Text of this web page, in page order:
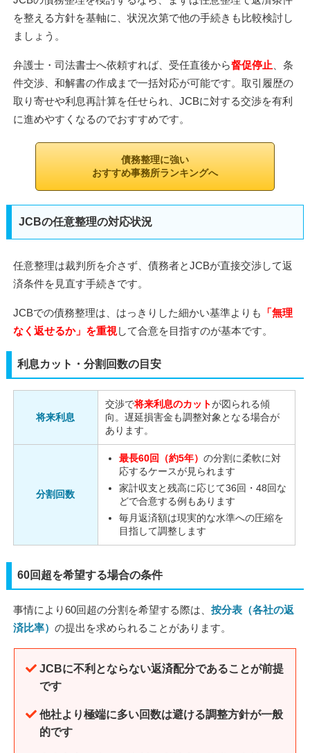
を整える方針を基軸に、状況次第で他の手続きも比較検討し
ましょう。
弁護士・司法書士へ依頼すれば、受任直後から督促停止 、条
件交渉、和解書の作成まで一括対応が可能です。取引履歴の
取り寄せや利息再計算を任せられ、JCBに対する交渉を有利
に進めやすくなるのでおすすめです。
債務整理に強い
おすすめ事務所ランキングへ
JCBの任意整理の対応状況
任意整理は裁判所を介さず、債務者とJCBが直接交渉して返
済条件を見直す手続きです。
JCBでの債務整理は、はっきりした細かい基準よりも
「無理
なく返せるか」を重視して合意を目指すのが基本です。
利息カット・分割回数の目安
将来利息
交渉で将来利息のカットが図られる傾
向。遅延損害金も調整対象となる場合が
あります。
分割回数
最長60回（約5年） の分割に柔軟に対
応するケースが見られます
家計収支と残高に応じて36回・48回な
どで合意する例もあります
毎月返済額は現実的な水準への圧縮を
目指して調整します
60回超を希望する場合の条件
事情により60回超の分割を希望する際は、 按分表（各社の返
済比率） の提出を求められることがあります。
JCBに不利とならない返済配分であることが前提
です
他社より極端に多い回数は避ける調整方針が一般
的です